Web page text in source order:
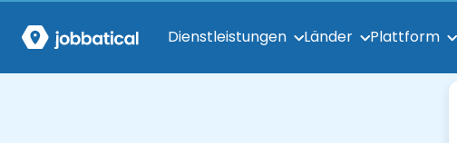
Dienstleistungen Länder Plattform